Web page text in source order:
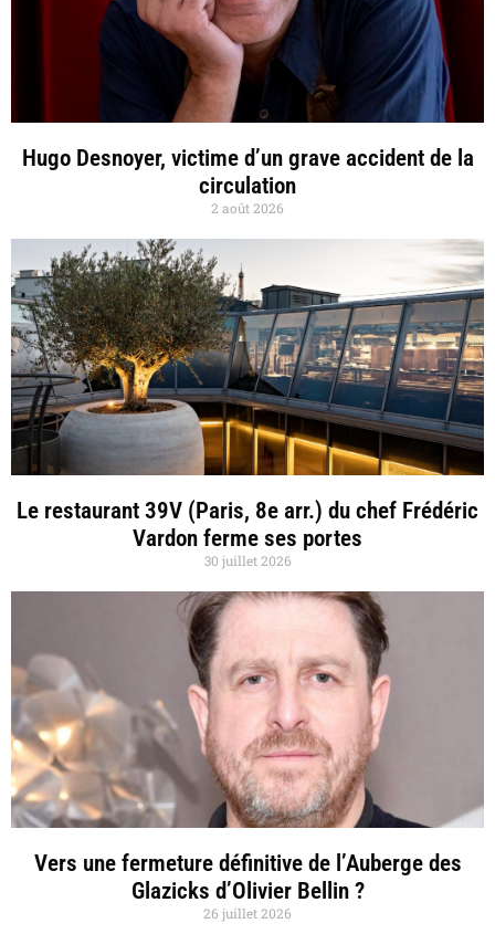
Hugo Desnoyer, victime d’un grave accident de la
circulation
2 août 2026
Le restaurant 39V (Paris, 8e arr.) du chef Frédéric
Vardon ferme ses portes
30 juillet 2026
Vers une fermeture définitive de l’Auberge des
Glazicks d’Olivier Bellin ?
26 juillet 2026